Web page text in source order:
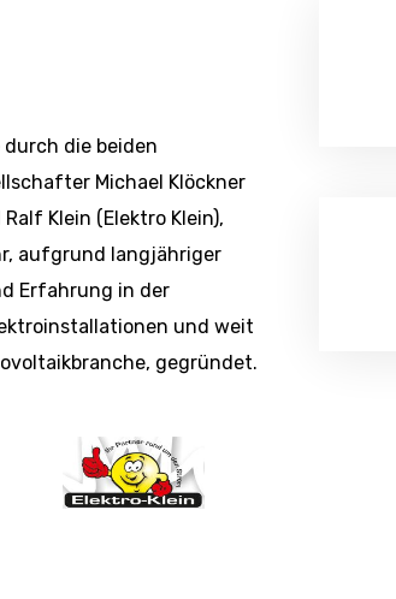
durch die beiden
Michael Klöckner
Klein (Elektro Klein),
aufgrund langjähriger
Erfahrung in der
und weit
gegründet.